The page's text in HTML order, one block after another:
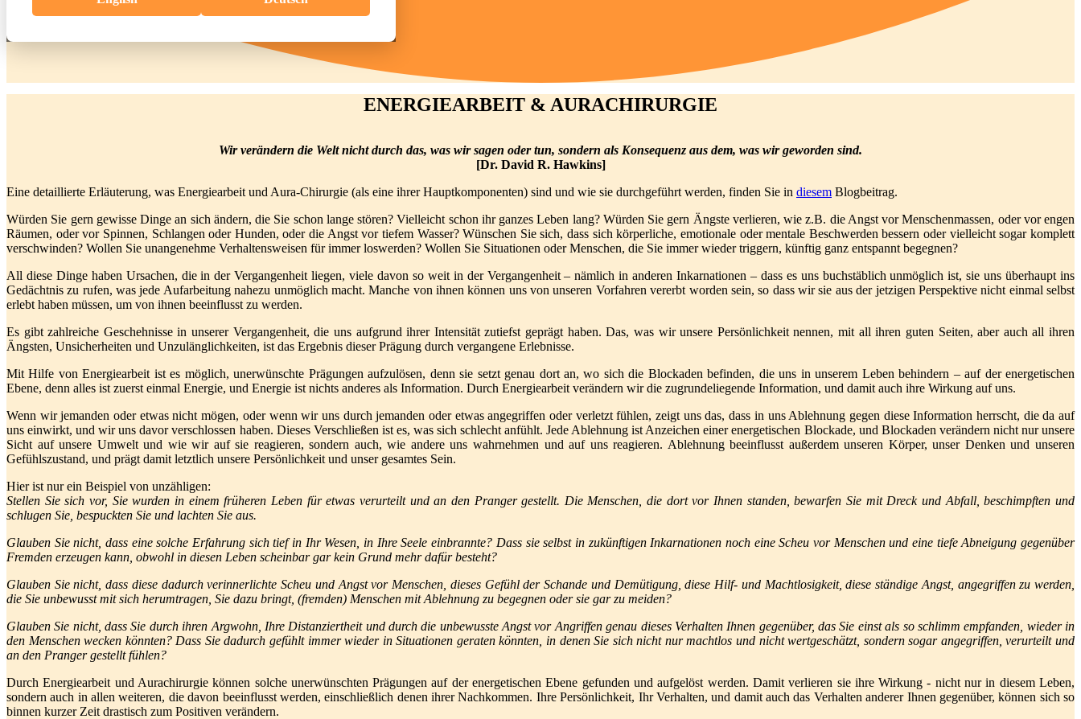
ENERGIEARBEIT & AURACHIRURGIE
Wir verändern die Welt nicht durch das, was wir sagen oder tun, sondern als Konsequenz aus dem, was wir geworden sind.
[Dr. David R. Hawkins]
Eine detaillierte Erläuterung, was Energiearbeit und Aura-Chirurgie (als eine ihrer Hauptkomponenten) sind und wie sie durchgeführt werden, finden Sie in diesem Blogbeitrag.
Würden Sie gern gewisse Dinge an sich ändern, die Sie schon lange stören? Vielleicht schon ihr ganzes Leben lang? Würden Sie gern Ängste verlieren, wie z.B. die Angst vor Menschenmassen, oder vor engen
Räumen, oder vor Spinnen, Schlangen oder Hunden, oder die Angst vor tiefem Wasser? Wünschen Sie sich, dass sich körperliche, emotionale oder mentale Beschwerden bessern oder vielleicht sogar komplett
verschwinden? Wollen Sie unangenehme Verhaltensweisen für immer loswerden? Wollen Sie Situationen oder Menschen, die Sie immer wieder triggern, künftig ganz entspannt begegnen?
All diese Dinge haben Ursachen, die in der Vergangenheit liegen, viele davon so weit in der Vergangenheit – nämlich in anderen Inkarnationen – dass es uns buchstäblich unmöglich ist, sie uns überhaupt ins
Gedächtnis zu rufen, was jede Aufarbeitung nahezu unmöglich macht. Manche von ihnen können uns von unseren Vorfahren vererbt worden sein, so dass wir sie aus der jetzigen Perspektive nicht einmal selbst
erlebt haben müssen, um von ihnen beeinflusst zu werden.
Es gibt zahlreiche Geschehnisse in unserer Vergangenheit, die uns aufgrund ihrer Intensität zutiefst geprägt haben. Das, was wir unsere Persönlichkeit nennen, mit all ihren guten Seiten, aber auch all ihren
Ängsten, Unsicherheiten und Unzulänglichkeiten, ist das Ergebnis dieser Prägung durch vergangene Erlebnisse.
Mit Hilfe von Energiearbeit ist es möglich, unerwünschte Prägungen aufzulösen, denn sie setzt genau dort an, wo sich die Blockaden befinden, die uns in unserem Leben behindern – auf der energetischen
Ebene, denn alles ist zuerst einmal Energie, und Energie ist nichts anderes als Information. Durch Energiearbeit verändern wir die zugrundeliegende Information, und damit auch ihre Wirkung auf uns.
Wenn wir jemanden oder etwas nicht mögen, oder wenn wir uns durch jemanden oder etwas angegriffen oder verletzt fühlen, zeigt uns das, dass in uns Ablehnung gegen diese Information herrscht, die da auf
uns einwirkt, und wir uns davor verschlossen haben. Dieses Verschließen ist es, was sich schlecht anfühlt. Jede Ablehnung ist Anzeichen einer energetischen Blockade, und Blockaden verändern nicht nur unsere
Sicht auf unsere Umwelt und wie wir auf sie reagieren, sondern auch, wie andere uns wahrnehmen und auf uns reagieren. Ablehnung beeinflusst außerdem unseren Körper, unser Denken und unseren
Gefühlszustand, und prägt damit letztlich unsere Persönlichkeit und unser gesamtes Sein.
Hier ist nur ein Beispiel von unzähligen:
Stellen Sie sich vor, Sie wurden in einem früheren Leben für etwas verurteilt und an den Pranger gestellt. Die Menschen, die dort vor Ihnen standen, bewarfen Sie mit Dreck und Abfall, beschimpften und
schlugen Sie, bespuckten Sie und lachten Sie aus.
Glauben Sie nicht, dass eine solche Erfahrung sich tief in Ihr Wesen, in Ihre Seele einbrannte? Dass sie selbst in zukünftigen Inkarnationen noch eine Scheu vor Menschen und eine tiefe Abneigung gegenüber
Fremden erzeugen kann, obwohl in diesen Leben scheinbar gar kein Grund mehr dafür besteht?
Glauben Sie nicht, dass diese dadurch verinnerlichte Scheu und Angst vor Menschen, dieses Gefühl der Schande und Demütigung, diese Hilf- und Machtlosigkeit, diese ständige Angst, angegriffen zu werden,
die Sie unbewusst mit sich herumtragen, Sie dazu bringt, (fremden) Menschen mit Ablehnung zu begegnen oder sie gar zu meiden?
Glauben Sie nicht, dass Sie durch ihren Argwohn, Ihre Distanziertheit und durch die unbewusste Angst vor Angriffen genau dieses Verhalten Ihnen gegenüber, das Sie einst als so schlimm empfanden, wieder in
den Menschen wecken könnten? Dass Sie dadurch gefühlt immer wieder in Situationen geraten könnten, in denen Sie sich nicht nur machtlos und nicht wertgeschätzt, sondern sogar angegriffen, verurteilt und
an den Pranger gestellt fühlen?
Durch Energiearbeit und Aurachirurgie können solche unerwünschten Prägungen auf der energetischen Ebene gefunden und aufgelöst werden. Damit verlieren sie ihre Wirkung - nicht nur in diesem Leben,
sondern auch in allen weiteren, die davon beeinflusst werden, einschließlich denen ihrer Nachkommen. Ihre Persönlichkeit, Ihr Verhalten, und damit auch das Verhalten anderer Ihnen gegenüber, können sich so
binnen kurzer Zeit drastisch zum Positiven verändern.